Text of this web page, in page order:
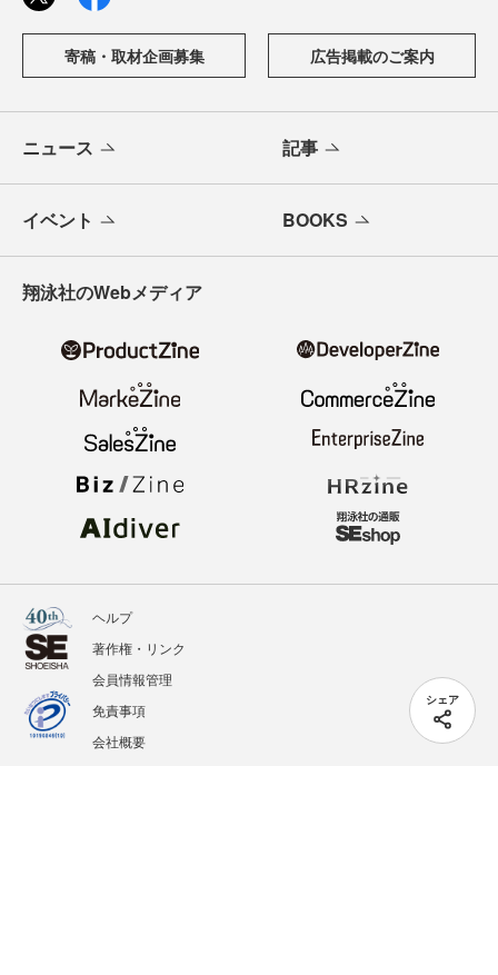
シェア
寄稿・取材企画募集 広告掲載のご案内
ニュース 記事
イベント BOOKS
翔泳社のWebメディア
ヘルプ
著作権・リンク
会員情報管理
免責事項
会社概要